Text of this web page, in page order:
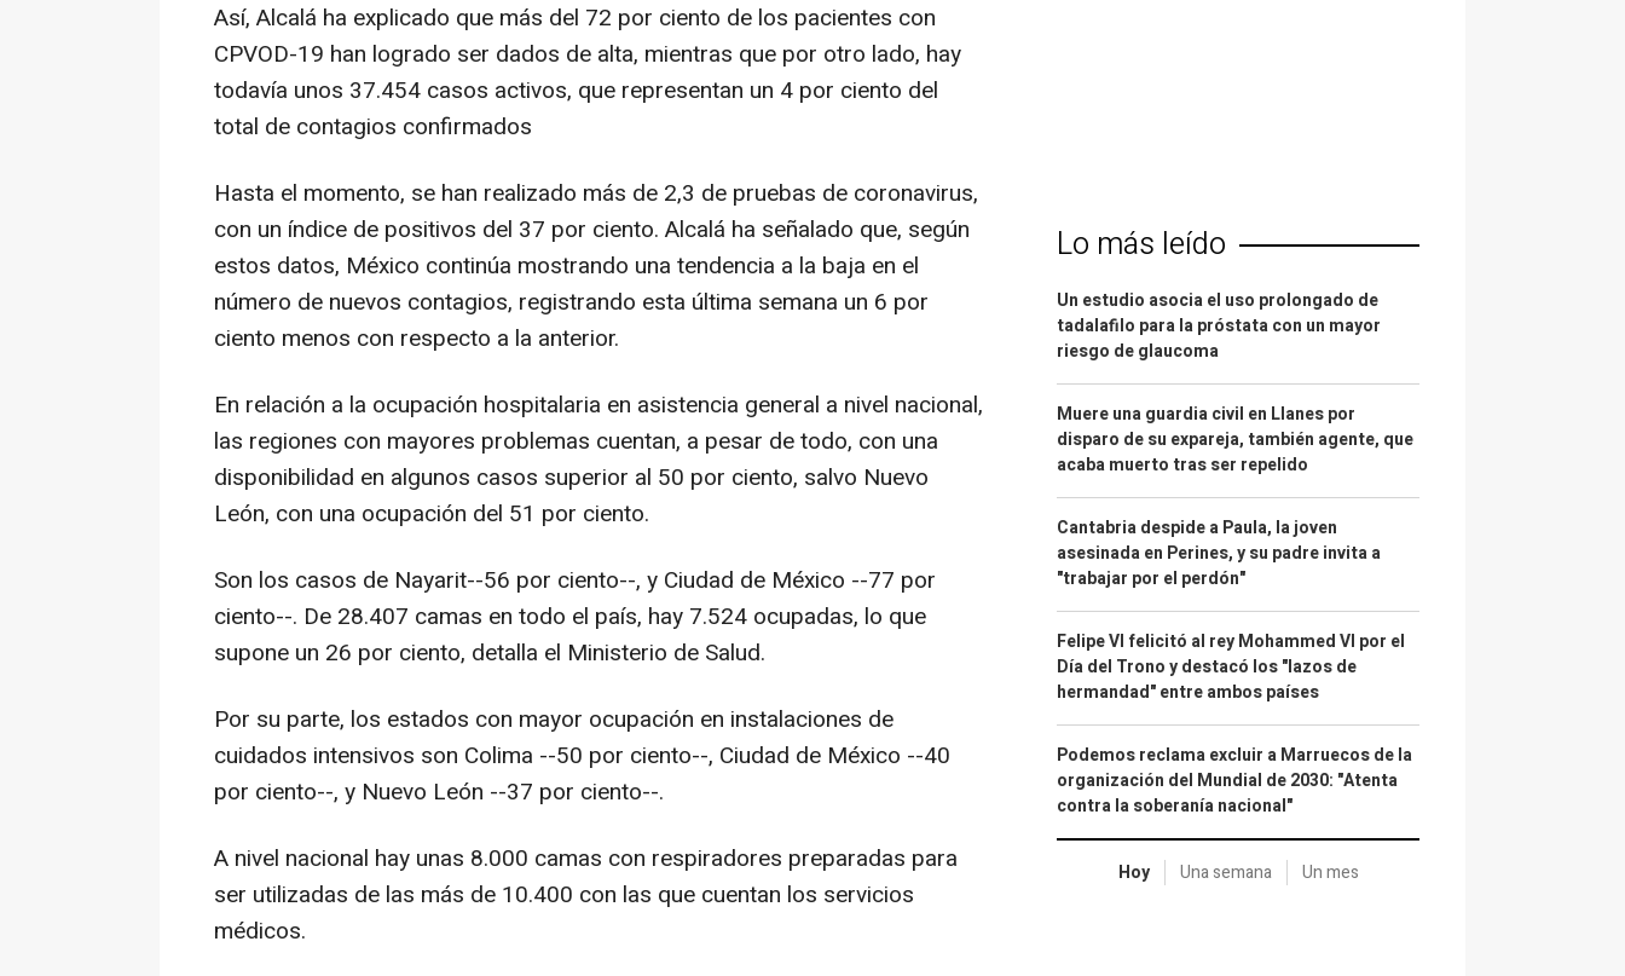
Así, Alcalá ha explicado que más del 72 por ciento de los pacientes con
CPVOD-19 han logrado ser dados de alta, mientras que por otro lado, hay
todavía unos 37.454 casos activos, que representan un 4 por ciento del
total de contagios confirmados
Hasta el momento, se han realizado más de 2,3 de pruebas de coronavirus,
con un índice de positivos del 37 por ciento. Alcalá ha señalado que, según
estos datos, México continúa mostrando una tendencia a la baja en el
número de nuevos contagios, registrando esta última semana un 6 por
ciento menos con respecto a la anterior.
En relación a la ocupación hospitalaria en asistencia general a nivel nacional,
las regiones con mayores problemas cuentan, a pesar de todo, con una
disponibilidad en algunos casos superior al 50 por ciento, salvo Nuevo
León, con una ocupación del 51 por ciento.
Son los casos de Nayarit--56 por ciento--, y Ciudad de México --77 por
ciento--. De 28.407 camas en todo el país, hay 7.524 ocupadas, lo que
supone un 26 por ciento, detalla el Ministerio de Salud.
Por su parte, los estados con mayor ocupación en instalaciones de
cuidados intensivos son Colima --50 por ciento--, Ciudad de México --40
por ciento--, y Nuevo León --37 por ciento--.
A nivel nacional hay unas 8.000 camas con respiradores preparadas para
ser utilizadas de las más de 10.400 con las que cuentan los servicios
médicos.
Lo más leído
Un estudio asocia el uso prolongado de
tadalafilo para la próstata con un mayor
riesgo de glaucoma
Muere una guardia civil en Llanes por
disparo de su expareja, también agente, que
acaba muerto tras ser repelido
Cantabria despide a Paula, la joven
asesinada en Perines, y su padre invita a
"trabajar por el perdón"
Felipe VI felicitó al rey Mohammed VI por el
Día del Trono y destacó los "lazos de
hermandad" entre ambos países
Podemos reclama excluir a Marruecos de la
organización del Mundial de 2030: "Atenta
contra la soberanía nacional"
Hoy Una semana Un mes